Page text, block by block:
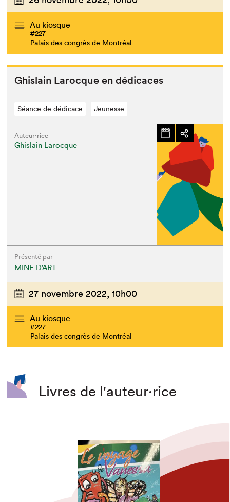
Au kiosque
#227
Palais des congrès de Montréal
Ghis­lain Larocque en dédicaces
Séance de dédicace Jeunesse
Auteur·rice
Ghislain Larocque
Présenté par
MINE D’ART
27 novembre 2022, 10h00
Au kiosque
#227
Palais des congrès de Montréal
Livres de l'auteur·rice